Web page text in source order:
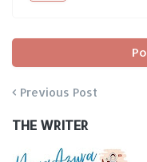
Previous Post
THE WRITER